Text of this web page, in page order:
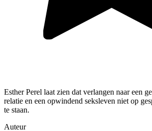
Esther Perel laat zien dat verlangen naar een
relatie en een opwindend seksleven niet op
te staan.
Auteur